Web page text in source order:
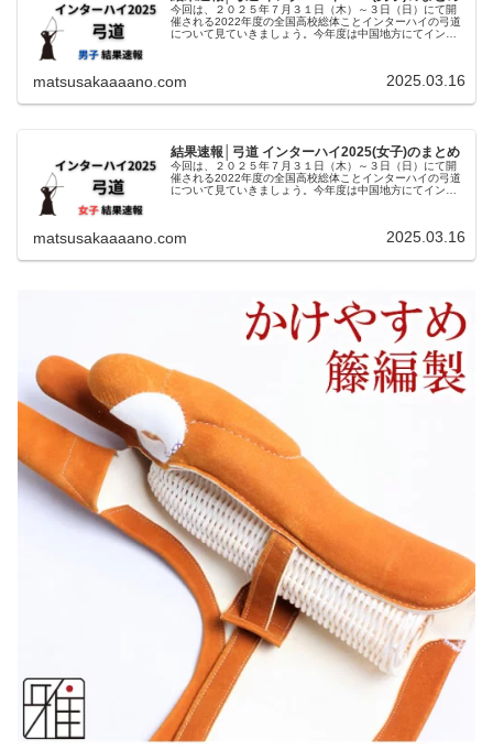
今回は、２０２５年７月３１日（木）～３日（日）にて開
催される2022年度の全国高校総体ことインターハイの弓道
について見ていきましょう。今年度は中国地方にてインタ
matsusakaaaano.com 2025.03.16
結果速報│弓道 インターハイ2025(女子)のまとめ
今回は、２０２５年７月３１日（木）～３日（日）にて開
催される2022年度の全国高校総体ことインターハイの弓道
について見ていきましょう。今年度は中国地方にてインタ
matsusakaaaano.com 2025.03.16